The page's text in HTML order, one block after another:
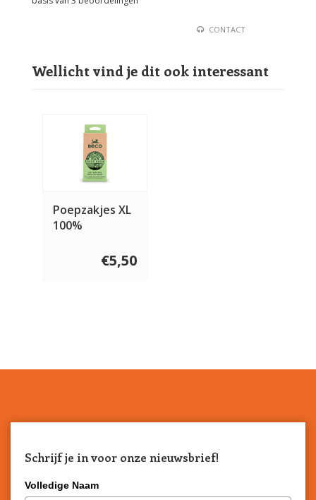
Prima zakjes, goede dikte.
CONTACT
Wellicht vind je dit ook interessant
Poepzakjes XL
100%
€5,50
Schrijf je in voor onze nieuwsbrief!
Volledige Naam